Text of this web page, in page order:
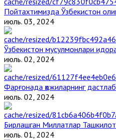
Пойтахтимизда Ўзбекистон
июль. 03, 2024
Ўзбекистон мусулмонлари
июль. 02, 2024
Фарғонада ҳожиларнинг
июль. 02, 2024
Бирлашган Миллатлар
июль. 01, 2024